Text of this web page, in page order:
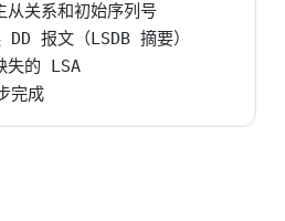
关系和初始序列号
报文（LSDB 摘要）
的 LSA
完成